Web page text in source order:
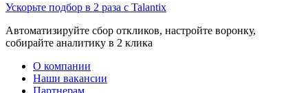
Ускорьте подбор в 2 раза с Talantix
Автоматизируйте сбор откликов, настройте воронку,
собирайте аналитику в 2 клика
О компании
Наши вакансии
Партнерам